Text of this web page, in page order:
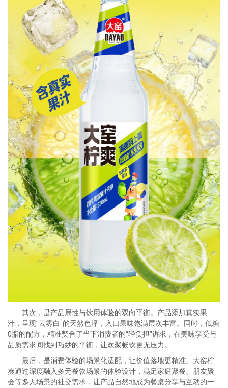
其次，是产品属性与饮用体验的双向平衡。产品添加真实果
汁，呈现“云雾白”的天然色泽，入口果味饱满层次丰富。同时，低糖
0脂的配方，精准契合了当下消费者的“轻负担”诉求，在美味享受与
品质需求间找到巧妙的平衡，让欢聚畅饮更无压力。
最后，是消费体验的场景化适配，让价值落地更精准。大窑柠
爽通过深度融入多元餐饮场景的体验设计，满足家庭聚餐、朋友聚
会等多人场景的社交需求，让产品自然地成为餐桌分享与互动的一